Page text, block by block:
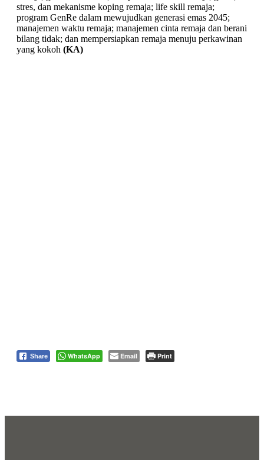
stres, dan mekanisme koping remaja; life skill remaja;
program GenRe dalam mewujudkan generasi emas 2045;
manajemen waktu remaja; manajemen cinta remaja dan berani
bilang tidak; dan mempersiapkan remaja menuju perkawinan
yang kokoh (KA)
Share WhatsApp Email Print